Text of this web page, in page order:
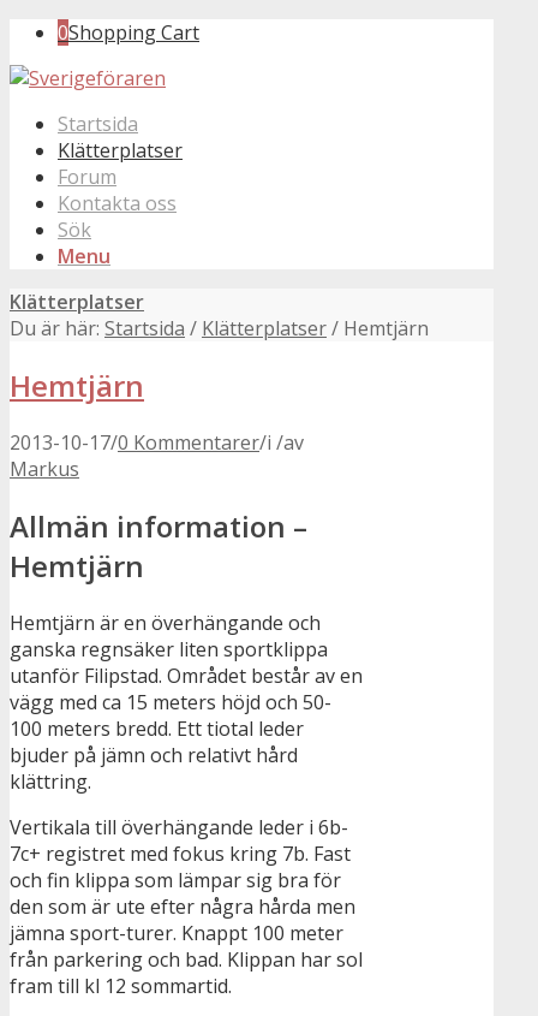
0Shopping Cart
Startsida
Klätterplatser
Forum
Kontakta oss
Sök
Menu
Klätterplatser
Du är här: Startsida / Klätterplatser/ Hemtjärn
Hemtjärn
2013-10-17/0 Kommentarer/i /av
Markus
Allmän information –
Hemtjärn
Hemtjärn är en överhängande och
ganska regnsäker liten sportklippa
utanför Filipstad. Området består av en
vägg med ca 15 meters höjd och 50-
100 meters bredd. Ett tiotal leder
bjuder på jämn och relativt hård
klättring.
Vertikala till överhängande leder i 6b-
7c+ registret med fokus kring 7b. Fast
och fin klippa som lämpar sig bra för
den som är ute efter några hårda men
jämna sport-turer. Knappt 100 meter
från parkering och bad. Klippan har sol
fram till kl 12 sommartid.